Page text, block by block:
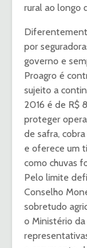
rural ao longo
por
governo e
Proagro é
sujeito a
2016 é de R$
proteger
de safra,
e oferece um
como chuvas
Pelo limite
Conselho
sobretudo
o Ministério